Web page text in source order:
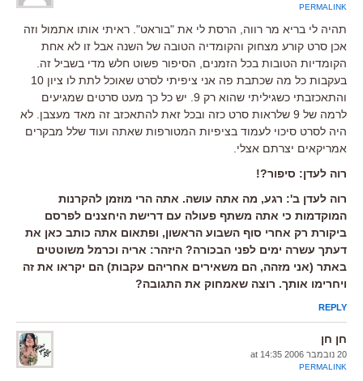
PERMALINK
תהיה לי בריא מר רווה, הרסת לי את "בוראט". ראיתי אותו אתמול וזה
אכן סרט קורע מצחוק והקומדיה הטובה של השנה אבל זו לא אחת
הקומדיות הטובות בכל הזמנים, הסיפור פשוט חלש מדי בשביל זה.
בעקבות כל מה שכתבת פה אני ציפיתי לסרט שאוכל לתת לו ציון 10
והתאכזבתי כשגיליתי שהוא רק 9. יש כל כך מעט סרטים שמגיעים
לרמה של 9 שלראות סרט כזה ובכל זאת להתאכזב זה מאד מעצבן. לא
היה לסרט סיכוי לעמוד בציפיות המטורפות שאתה ועוד שלל מבקרים
אמריקאים יצרתם אצלי.
רוה לעדן: סיפור?!
רוה לעדן ב': רגע, מה אתה עושה. אתה הרי מוזמן להקרנות
המוקדמות כי אתה משתף פעולה עם דרישת היחצנים לפרסם
ביקורת רק אחרי סוף השבוע הראשון, ופתאום אתה כותב כאן את
דעתך עשרה ימים לפני הבכורה? היזהר: אריה וכרמל משוטטים
באתר (אני מזהה, הם משאירים אחריהם עקבות) הם יקראו את זה
ויחרימו אותך. רוצה שאמחוק את התגובה?
REPLY
חן חן
20 נובמבר 2006 at 14:35
PERMALINK